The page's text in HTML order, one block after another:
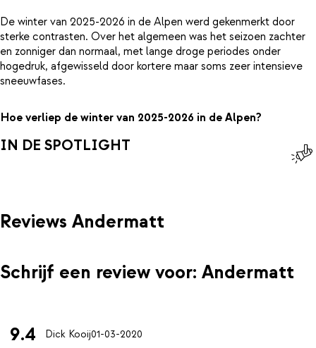
De winter van 2025-2026 in de Alpen werd gekenmerkt door
sterke contrasten. Over het algemeen was het seizoen zachter
en zonniger dan normaal, met lange droge periodes onder
hogedruk, afgewisseld door kortere maar soms zeer intensieve
sneeuwfases.
Hoe verliep de winter van 2025-2026 in de Alpen?
IN DE SPOTLIGHT
Reviews Andermatt
Schrijf een review voor: Andermatt
9.4 Dick Kooij01-03-2020